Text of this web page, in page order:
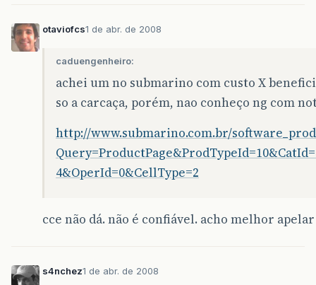
otaviofcs1 de abr. de 2008
caduengenheiro:
achei um no submarino com custo X
so a carcaça, porém, nao conheço ng com
http://www.submarino.com.br/
4&OperId=0&CellType=2
cce não dá. não é confiável. acho melhor
s4nchez1 de abr. de 2008